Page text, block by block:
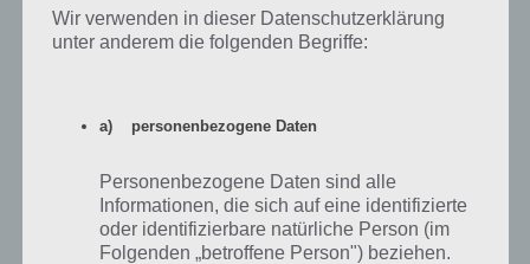
sich ein Fach mit einem Schlüssel (aufnehmen).
Wir verwenden in dieser Datenschutzerklärung
unter anderem die folgenden Begriffe:
a) personenbezogene Daten
Personenbezogene Daten sind alle
Informationen, die sich auf eine identifizierte
oder identifizierbare natürliche Person (im
Folgenden „betroffene Person") beziehen.